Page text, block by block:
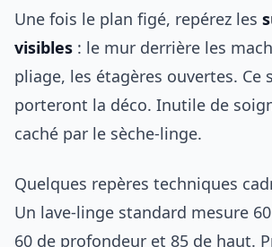
Une fois le plan figé, repérez les
visibles : le mur derrière les
pliage, les étagères ouvertes. Ce
porteront la déco. Inutile de
caché par le sèche-linge.
Quelques repères techniques
Un lave-linge standard mesure
60 de profondeur et 85 de haut.